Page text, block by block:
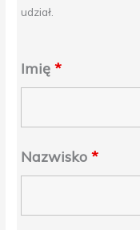
udział.
Imię*
Nazwisko*